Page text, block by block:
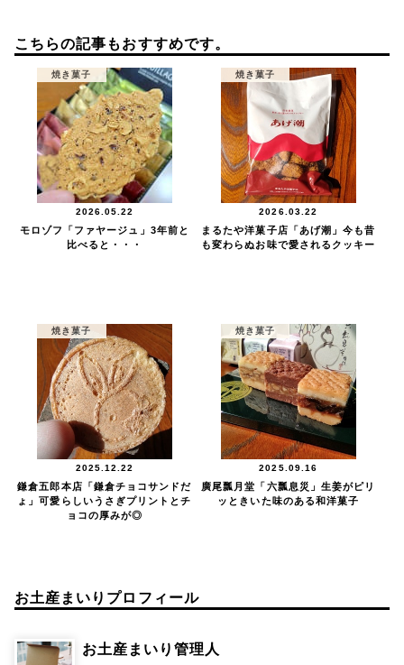
こちらの記事もおすすめです。
焼き菓子
2026.05.22
モロゾフ「ファヤージュ」3年前と
比べると・・・
焼き菓子
2026.03.22
まるたや洋菓子店「あげ潮」今も昔
も変わらぬお味で愛されるクッキー
焼き菓子
2025.12.22
鎌倉五郎本店「鎌倉チョコサンドだ
ょ」可愛らしいうさぎプリントとチ
ョコの厚みが◎
焼き菓子
2025.09.16
廣尾瓢月堂「六瓢息災」生姜がピリ
ッときいた味のある和洋菓子
お土産まいりプロフィール
お土産まいり管理人